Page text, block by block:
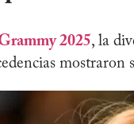
2025, la
mostraron